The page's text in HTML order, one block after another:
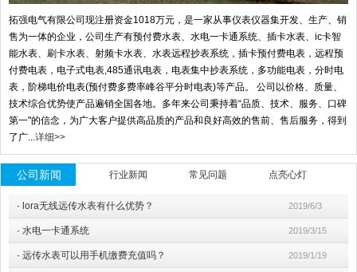
拓强电气有限公司现注册资金1018万元，是一家从事仪表仪器集开发、生产、销
售为一体的企业，公司生产有预付费水表、水电一卡通系统、插卡水表、ic卡智
能水表、刷卡水表、射频卡水表、水表远程抄表系统，插卡预付费电表，远程预
付费电表，电子式电表,485通讯电表，电表集中抄表系统，多功能电表，分时电
表，阶梯电价电表(预付费多费率峰谷平分时电表)等产品。 公司以价格、质量、
技术综合优势使产品遍销全国各地。多年来公司秉持着“品质、技术、服务、口碑
第一"的信念，为广大客户提供高品质的产品和良好高效的售前、售后服务，得到
了广... 详细>>
公司新闻 行业新闻 常见问题 点亮心灯
· lora无线远传水表有什么优势？ 2019/6/3
· 水电一卡通系统 2019/3/15
· 远传水表可以用手机缴费充值吗？ 2019/1/19